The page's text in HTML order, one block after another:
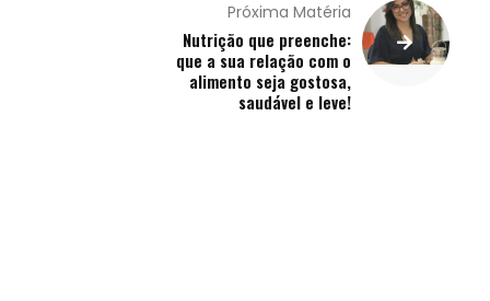
Próxima Matéria
Nutrição que preenche:
que a sua relação com o
alimento seja gostosa,
saudável e leve!